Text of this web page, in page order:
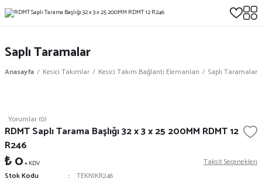
Saplı Taramalar
Anasayfa Kesici Takımlar Kesici Takım Bağlantı Elemanları Saplı Taramalar
Yorumlar (0)
RDMT Saplı Tarama Başlığı 32 x 3 x 25 200MM RDMT 12
R246
₺ 0+ KDV
Taksit Seçenekleri
Stok Kodu
TEKNIKR246